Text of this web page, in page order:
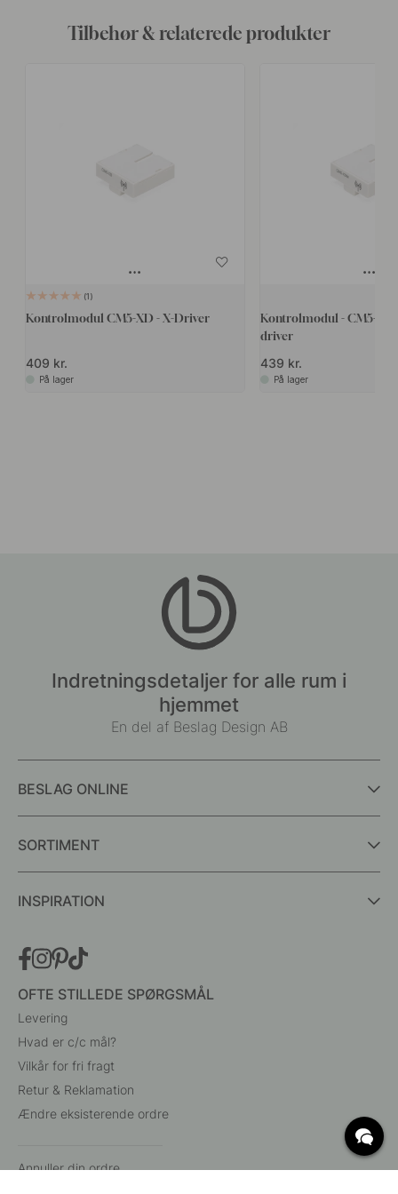
Tilbehør & relaterede produkter
1
Kontrolmodul CM5-XD - X-Driver
409 kr.
På lager
Kontrolmodul - CM5-XDM
driver
439 kr.
På lager
Indretningsdetaljer for alle rum i
hjemmet
En del af Beslag Design AB
BESLAG ONLINE
SORTIMENT
INSPIRATION
OFTE STILLEDE SPØRGSMÅL
Levering
Hvad er c/c mål?
Vilkår for fri fragt
Retur & Reklamation
Ændre eksisterende ordre
Annuller din ordre